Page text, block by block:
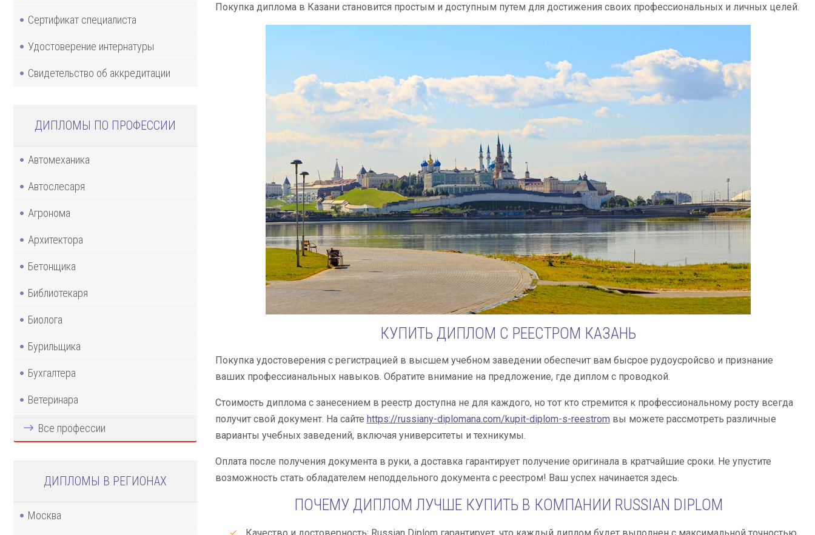
Сертификат специалиста
Удостоверение интернатуры
Свидетельство об аккредитации
ДИПЛОМЫ ПО ПРОФЕССИИ
Автомеханика
Автослесаря
Агронома
Архитектора
Бетонщика
Библиотекаря
Биолога
Бурильщика
Бухгалтера
Ветеринара
Все профессии
ДИПЛОМЫ В РЕГИОНАХ
Москва
Покупка диплома в Казани становится простым и доступным путем для достижения своих профессиональных и личных целей.
КУПИТЬ ДИПЛОМ С РЕЕСТРОМ КАЗАНЬ
Покупка удостоверения с регистрацией в высшем учебном заведении обеспечит вам бысрое рудоусройсво и признание
ваших профессианальных навыков. Обратите внимание на предложение, где диплом с проводкой.
Стоимость диплома с занесением в реестр доступна не для каждого, но тот кто стремится к профессиональному росту всегда
получит свой документ. На сайте https://russiany-diplomana.com/kupit-diplom-s-reestrom вы можете рассмотреть различные
варианты учебных заведений, включая университеты и техникумы.
Оплата после получения документа в руки, а доставка гарантирует получение оригинала в кратчайшие сроки. Не упустите
возможность стать обладателем неподдельного документа с реестром! Ваш успех начинается здесь.
ПОЧЕМУ ДИПЛОМ ЛУЧШЕ КУПИТЬ В КОМПАНИИ RUSSIAN DIPLOM